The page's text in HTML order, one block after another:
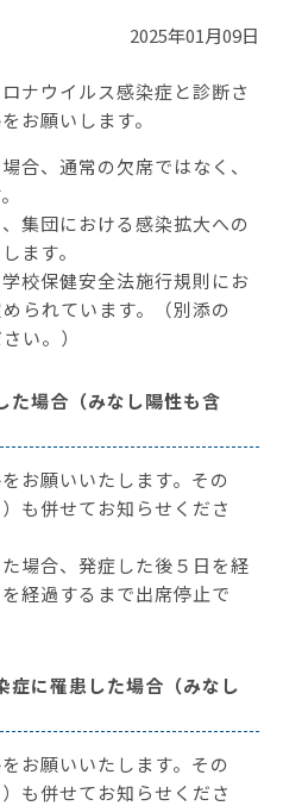
2025年01月09日
ナウイルス感染症と診断さ
お願いします。
合、通常の欠席ではなく、
集団における感染拡大への
ます。
校保健安全法施行規則にお
られています。（別添の
い。）
た場合（みなし陽性も含
お願いいたします。その
も併せてお知らせくださ
場合、発症した後５日を経
経過するまで出席停止で
症に罹患した場合（みなし
お願いいたします。その
も併せてお知らせくださ